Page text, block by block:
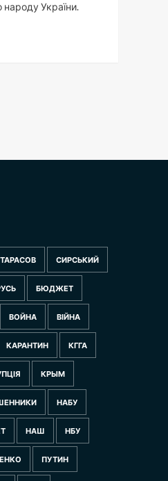
України.
ТАРАСОВ СИРСЬКИЙ
БЮДЖЕТ
ВОЙНА ВІЙНА
КАРАНТИН КГГА
КРЫМ
НАБУ
НАШ НБУ
ПУТИН